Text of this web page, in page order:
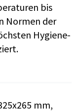
bis
Normen der
Hygiene-
mm,